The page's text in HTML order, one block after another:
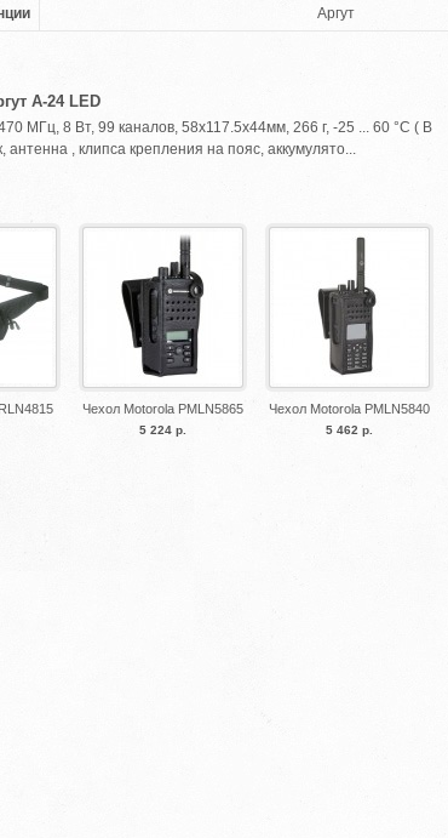
Аргут
А-24 LED
МГц, 8 Вт, 99 каналов, 58x117.5x44мм, 266 г, -25 ... 60 °С ( В
антенна , клипса крепления на пояс, аккумулято...
Чехол Motorola PMLN5865
5 224 р.
Чехол Motorola PMLN5840
5 462 р.